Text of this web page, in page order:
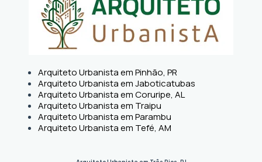
Arquiteto Urbanista em Pinhão, PR
Arquiteto Urbanista em Jaboticatubas
Arquiteto Urbanista em Coruripe, AL
Arquiteto Urbanista em Traipu
Arquiteto Urbanista em Parambu
Arquiteto Urbanista em Tefé, AM